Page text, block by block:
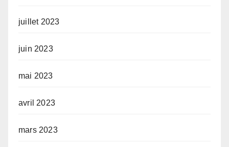
juillet 2023
juin 2023
mai 2023
avril 2023
mars 2023